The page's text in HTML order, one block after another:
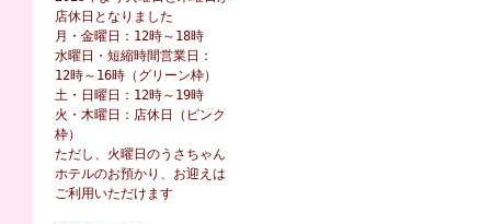
店休日となりました
月・金曜日：12時～18時
水曜日・短縮時間営業日：
12時～16時（グリーン枠）
土・日曜日：12時～19時
火・木曜日：店休日（ピンク
枠）
ただし、火曜日のうさちゃん
ホテルのお預かり、お迎えは
ご利用いただけます